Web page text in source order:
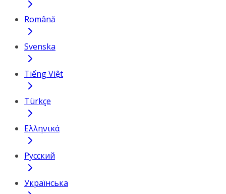
Română
Svenska
Tiếng Việt
Türkçe
Ελληνικά
Русский
Українська